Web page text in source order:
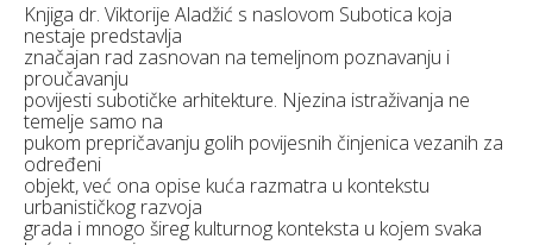
Knjiga dr. Viktorije Aladžić s naslovom Subotica koja
nestaje predstavlja
značajan rad zasnovan na temeljnom poznavanju i
proučavanju
povijesti subotičke arhitekture. Njezina istraživanja ne
temelje samo na
pukom prepričavanju golih povijesnih činjenica vezanih za
određeni
objekt, već ona opise kuća razmatra u kontekstu
urbanističkog razvoja
grada i mnogo šireg kulturnog konteksta u kojem svaka